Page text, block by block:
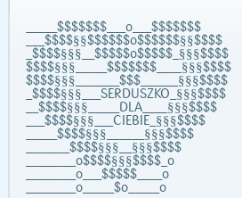
_____$$$$$$$___o___$$$$$$$
___$$$$§§$$$$$$o$$$$$$§§$$$$
_$$$$§§§__$$$$$o$$$$$_§§§$$$$
$$$$§§§_____$$$$$$$____§§§$$$$
$$$$§§§_______$$$______§§§$$$$
_$$$$§§§___SERDUSZKO_§§§$$$$
__$$$$§§§_____DLA____§§§$$$$
___$$$$§§§___CIEBIE_§§§$$$$
_____$$$$§§§______§§§$$$$
_______$$$$§§§__§§§$$$$
________o$$$$§§§$$$$_o
________o___$$$$$____o
________o_____$o_____o